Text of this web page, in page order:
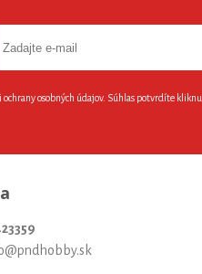
osobných údajov. Súhlas potvrdíte